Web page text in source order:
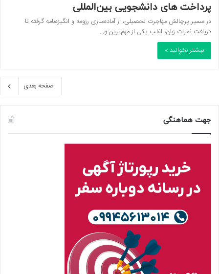
پرداخت های دانشجویی بین‌المللی
در مسیر پرچالش مهاجرت تحصیلی، از آماده‌سازی رزومه و انگیزه‌نامه گرفته تا
دریافت نمرات زبان، اغلب یکی از مهم‌ترین و…
بیشتر بخوانید »
صفحه بعدی
جهت هماهنگی